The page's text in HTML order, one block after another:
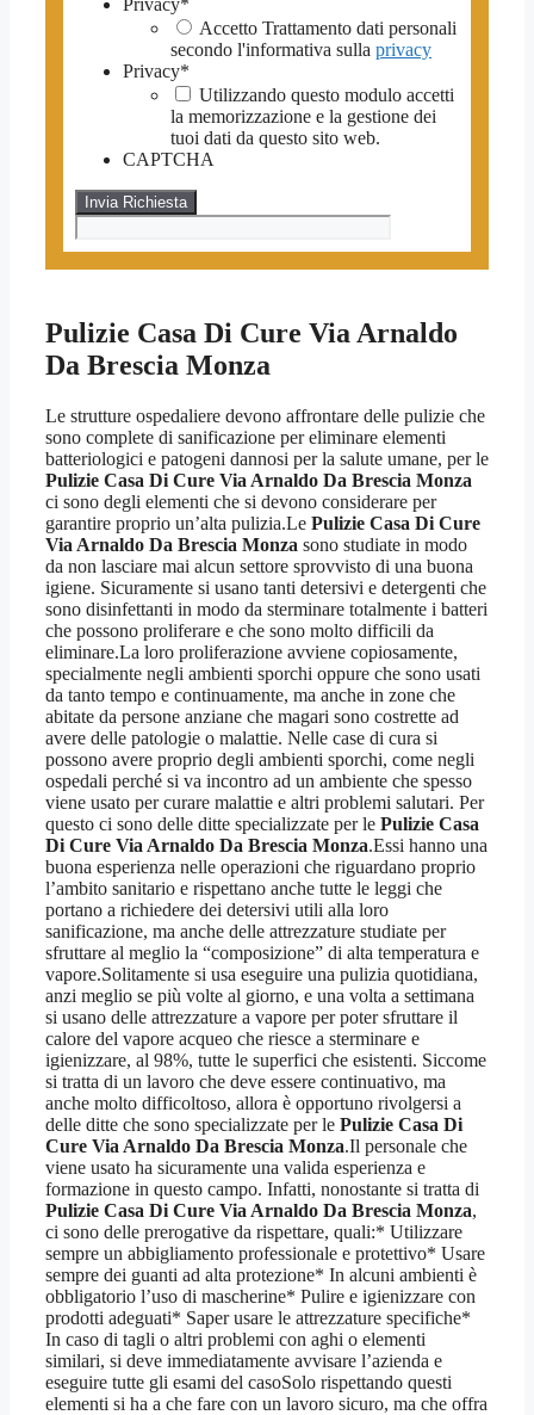
Privacy*
Accetto Trattamento dati personali
secondo l'informativa sulla privacy
Privacy*
Utilizzando questo modulo accetti
la memorizzazione e la gestione dei
tuoi dati da questo sito web.
CAPTCHA
Pulizie Casa Di Cure Via Arnaldo
Da Brescia Monza
Le strutture ospedaliere devono affrontare delle pulizie che
sono complete di sanificazione per eliminare elementi
batteriologici e patogeni dannosi per la salute umane, per le
Pulizie Casa Di Cure Via Arnaldo Da Brescia Monza
ci sono degli elementi che si devono considerare per
garantire proprio un’alta pulizia.Le Pulizie Casa Di Cure
Via Arnaldo Da Brescia Monza sono studiate in modo
da non lasciare mai alcun settore sprovvisto di una buona
igiene. Sicuramente si usano tanti detersivi e detergenti che
sono disinfettanti in modo da sterminare totalmente i batteri
che possono proliferare e che sono molto difficili da
eliminare.La loro proliferazione avviene copiosamente,
specialmente negli ambienti sporchi oppure che sono usati
da tanto tempo e continuamente, ma anche in zone che
abitate da persone anziane che magari sono costrette ad
avere delle patologie o malattie. Nelle case di cura si
possono avere proprio degli ambienti sporchi, come negli
ospedali perché si va incontro ad un ambiente che spesso
viene usato per curare malattie e altri problemi salutari. Per
questo ci sono delle ditte specializzate per le Pulizie Casa
Di Cure Via Arnaldo Da Brescia Monza.Essi hanno una
buona esperienza nelle operazioni che riguardano proprio
l’ambito sanitario e rispettano anche tutte le leggi che
portano a richiedere dei detersivi utili alla loro
sanificazione, ma anche delle attrezzature studiate per
sfruttare al meglio la “composizione” di alta temperatura e
vapore.Solitamente si usa eseguire una pulizia quotidiana,
anzi meglio se più volte al giorno, e una volta a settimana
si usano delle attrezzature a vapore per poter sfruttare il
calore del vapore acqueo che riesce a sterminare e
igienizzare, al 98%, tutte le superfici che esistenti. Siccome
si tratta di un lavoro che deve essere continuativo, ma
anche molto difficoltoso, allora è opportuno rivolgersi a
delle ditte che sono specializzate per le Pulizie Casa Di
Cure Via Arnaldo Da Brescia Monza.Il personale che
viene usato ha sicuramente una valida esperienza e
formazione in questo campo. Infatti, nonostante si tratta di
Pulizie Casa Di Cure Via Arnaldo Da Brescia Monza,
ci sono delle prerogative da rispettare, quali:* Utilizzare
sempre un abbigliamento professionale e protettivo* Usare
sempre dei guanti ad alta protezione* In alcuni ambienti è
obbligatorio l’uso di mascherine* Pulire e igienizzare con
prodotti adeguati* Saper usare le attrezzature specifiche*
In caso di tagli o altri problemi con aghi o elementi
similari, si deve immediatamente avvisare l’azienda e
eseguire tutte gli esami del casoSolo rispettando questi
elementi si ha a che fare con un lavoro sicuro, ma che offra